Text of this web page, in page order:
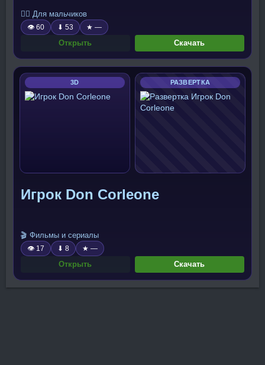
🧍‍♂️ Для мальчиков
👁 60 ⬇ 53 ★ —
Открыть Скачать
3D РАЗВЕРТКА
Игрок Don Corleone
🎬 Фильмы и сериалы
👁 17 ⬇ 8 ★ —
Открыть Скачать